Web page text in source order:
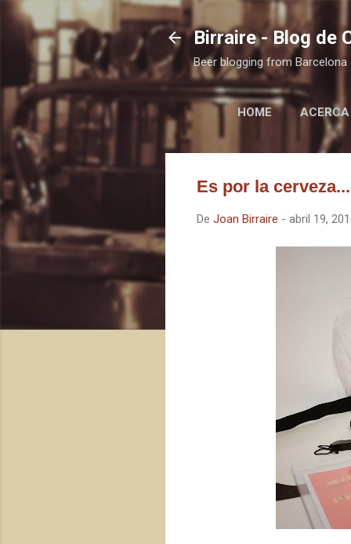
Birraire - Blog de
Beer blogging from Barcelona
HOME ACERCA
Es por la cerveza...
De Joan Birraire - abril 19,